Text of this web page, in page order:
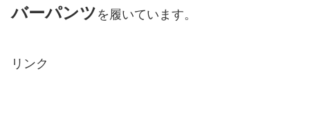
バーパンツ を履いています。
リンク